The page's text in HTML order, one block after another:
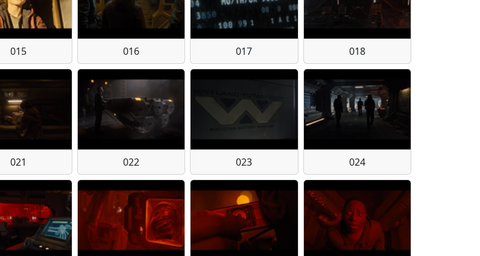
015 016 017 018
021 022 023 024